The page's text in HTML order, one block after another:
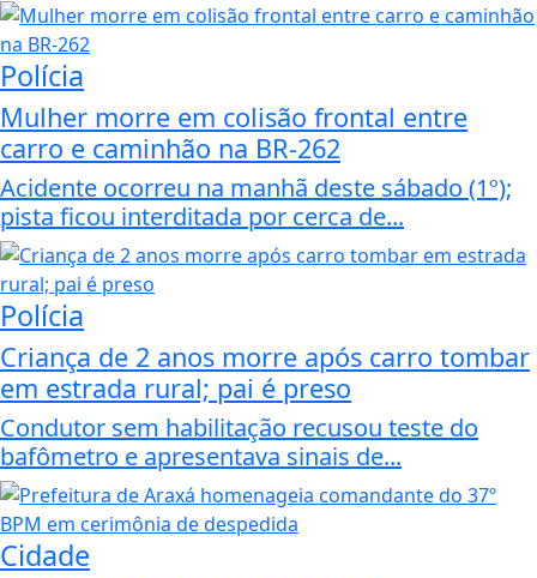
Polícia
Mulher morre em colisão frontal entre
carro e caminhão na BR-262
Acidente ocorreu na manhã deste sábado (1º);
pista ficou interditada por cerca de...
Polícia
Criança de 2 anos morre após carro tombar
em estrada rural; pai é preso
Condutor sem habilitação recusou teste do
bafômetro e apresentava sinais de...
Cidade